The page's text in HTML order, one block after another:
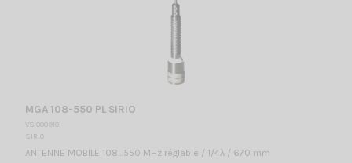
MGA 108-550 PL SIRIO
VS 000910
SIRIO
ANTENNE MOBILE 108…550 MHz réglable / 1/4λ / 670 mm